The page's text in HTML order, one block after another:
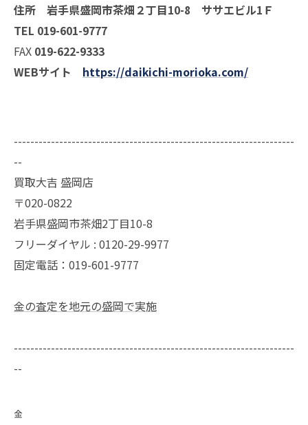
住所 岩手県盛岡市茶畑２丁目10-8 ササエビル1Ｆ
TEL 019-601-9777
FAX 019-622-9333
WEBサイト https://daikichi-morioka.com/
--------------------------------------------------------------------
--
買取大吉 盛岡店
〒020-0822
岩手県盛岡市茶畑2丁目10-8
フリーダイヤル : 0120-29-9977
固定電話：019-601-9777
金の査定を地元の盛岡で実施
--------------------------------------------------------------------
--
金